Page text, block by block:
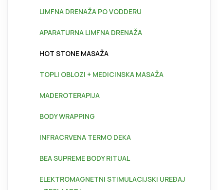
LIMFNA DRENAŽA PO VODDERU
APARATURNA LIMFNA DRENAŽA
HOT STONE MASAŽA
TOPLI OBLOZI + MEDICINSKA MASAŽA
MADEROTERAPIJA
BODY WRAPPING
INFRACRVENA TERMO DEKA
BEA SUPREME BODY RITUAL
ELEKTROMAGNETNI STIMULACIJSKI UREĐAJ